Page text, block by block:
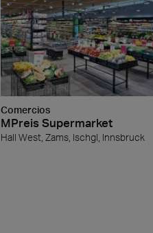
Comercios
MPreis Supermarket
Hall West, Zams, Ischgl, Innsbruck